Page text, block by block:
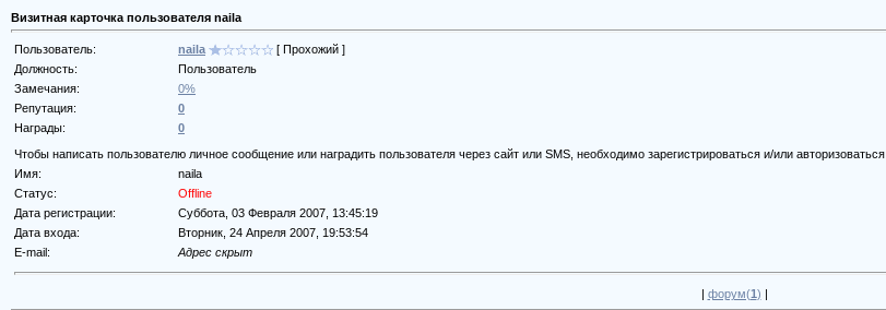
Визитная карточка пользователя naila
Пользователь: naila
[ Прохожий ]
Должность:
Пользователь
Замечания:
0%
Репутация:
0
Награды:
0
Чтобы написать пользователю личное сообщение или наградить пользователя через сайт или SMS, необходимо зарегистрироваться и/или
Имя:
naila
Статус:
Offline
Дата регистрации:
Суббота, 03 Февраля 2007, 13:45:19
Дата входа:
Вторник, 24 Апреля 2007, 19:53:54
E-mail:
Адрес скрыт
| форум(1) |